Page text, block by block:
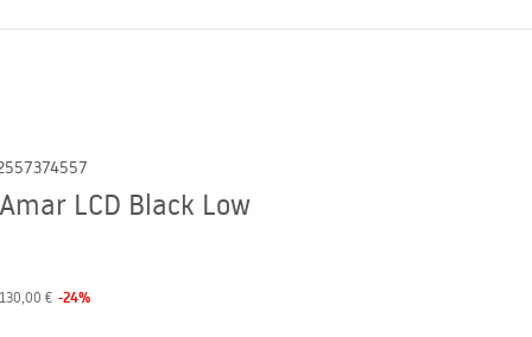
LCD Black Low
130,00 € -24%